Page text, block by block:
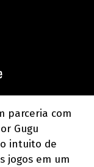
parceria com
Gugu
intuito de
jogos em um